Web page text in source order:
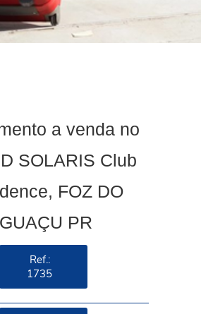
a venda no
SOLARIS Club
FOZ DO
PR
Ref.:
1735